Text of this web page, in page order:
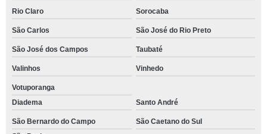
Rio Claro Sorocaba
São Carlos São José do Rio Preto
São José dos Campos Taubaté
Valinhos Vinhedo
Votuporanga
Diadema
Santo André
São Bernardo do Campo
São Caetano do Sul